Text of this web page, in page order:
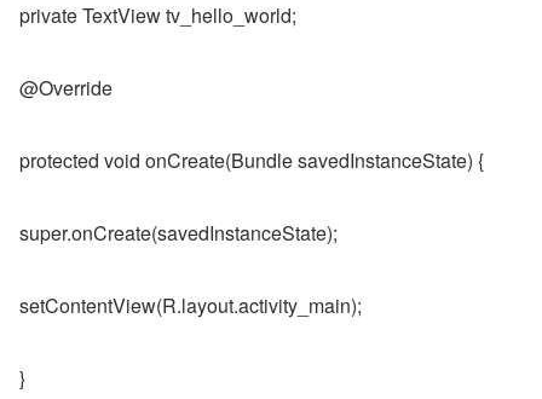
private TextView tv_hello_world;
@Override
protected void onCreate(Bundle savedInstanceState) {
super.onCreate(savedInstanceState);
setContentView(R.layout.activity_main);
}